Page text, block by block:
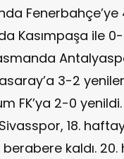
Fenerbahçe’ye
Kasımpaşa ile
3-2
FK’ya 2-0
18.
berabere kaldı.